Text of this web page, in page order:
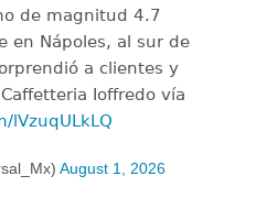
de magnitud 4.7
en Nápoles, al sur de
a clientes y
Ioffredo vía
lVzuqULkLQ
August 1, 2026